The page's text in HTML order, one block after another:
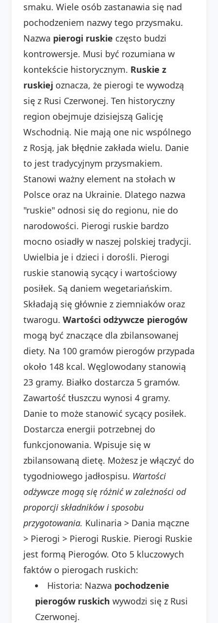
smaku. Wiele osób zastanawia się nad
pochodzeniem nazwy tego przysmaku.
Nazwa pierogi ruskie często budzi
kontrowersje. Musi być rozumiana w
kontekście historycznym. Ruskie z
ruskiej oznacza, że pierogi te wywodzą
się z Rusi Czerwonej. Ten historyczny
region obejmuje dzisiejszą Galicję
Wschodnią. Nie mają one nic wspólnego
z Rosją, jak błędnie zakłada wielu. Danie
to jest tradycyjnym przysmakiem.
Stanowi ważny element na stołach w
Polsce oraz na Ukrainie. Dlatego nazwa
"ruskie" odnosi się do regionu, nie do
narodowości. Pierogi ruskie bardzo
mocno osiadły w naszej polskiej tradycji.
Uwielbia je i dzieci i dorośli. Pierogi
ruskie stanowią sycący i wartościowy
posiłek. Są daniem wegetariańskim.
Składają się głównie z ziemniaków oraz
twarogu. Wartości odżywcze pierogów
mogą być znaczące dla zbilansowanej
diety. Na 100 gramów pierogów przypada
około 148 kcal. Węglowodany stanowią
23 gramy. Białko dostarcza 5 gramów.
Zawartość tłuszczu wynosi 4 gramy.
Danie to może stanowić sycący posiłek.
Dostarcza energii potrzebnej do
funkcjonowania. Wpisuje się w
zbilansowaną dietę. Możesz je włączyć do
tygodniowego jadłospisu. Wartości
odżywcze mogą się różnić w zależności od
proporcji składników i sposobu
przygotowania. Kulinaria > Dania mączne
> Pierogi > Pierogi Ruskie. Pierogi Ruskie
jest formą Pierogów. Oto 5 kluczowych
faktów o pierogach ruskich:
Historia: Nazwa pochodzenie
pierogów ruskich wywodzi się z Rusi
Czerwonej.